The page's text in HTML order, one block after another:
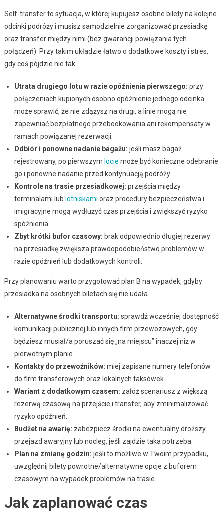
Self-transfer to sytuacja, w której kupujesz osobne bilety na kolejne
odcinki podróży i musisz samodzielnie zorganizować przesiadkę
oraz transfer między nimi (bez gwarancji powiązania tych
połączeń). Przy takim układzie łatwo o dodatkowe koszty i stres,
gdy coś pójdzie nie tak.
Utrata drugiego lotu w razie opóźnienia pierwszego: przy
połączeniach kupionych osobno opóźnienie jednego odcinka
może sprawić, że nie zdążysz na drugi, a linie mogą nie
zapewniać bezpłatnego przebookowania ani rekompensaty w
ramach powiązanej rezerwacji.
Odbiór i ponowne nadanie bagażu: jeśli masz bagaż
rejestrowany, po pierwszym locie może być konieczne odebranie
go i ponowne nadanie przed kontynuacją podróży.
Kontrole na trasie przesiadkowej: przejścia między
terminalami lub lotniskami oraz procedury bezpieczeństwa i
imigracyjne mogą wydłużyć czas przejścia i zwiększyć ryzyko
spóźnienia.
Zbyt krótki bufor czasowy: brak odpowiednio długiej rezerwy
na przesiadkę zwiększa prawdopodobieństwo problemów w
razie opóźnień lub dodatkowych kontroli.
Przy planowaniu warto przygotować plan B na wypadek, gdyby
przesiadka na osobnych biletach się nie udała.
Alternatywne środki transportu: sprawdź wcześniej dostępność
komunikacji publicznej lub innych firm przewozowych, gdy
będziesz musiał/a poruszać się „na miejscu” inaczej niż w
pierwotnym planie.
Kontakty do przewoźników: miej zapisane numery telefonów
do firm transferowych oraz lokalnych taksówek.
Wariant z dodatkowym czasem: załóż scenariusz z większą
rezerwą czasową na przejście i transfer, aby zminimalizować
ryzyko opóźnień.
Budżet na awarię: zabezpiecz środki na ewentualny droższy
przejazd awaryjny lub nocleg, jeśli zajdzie taka potrzeba.
Plan na zmianę godzin: jeśli to możliwe w Twoim przypadku,
uwzględnij bilety powrotne/alternatywne opcje z buforem
czasowym na wypadek problemów na trasie.
Jak zaplanować czas